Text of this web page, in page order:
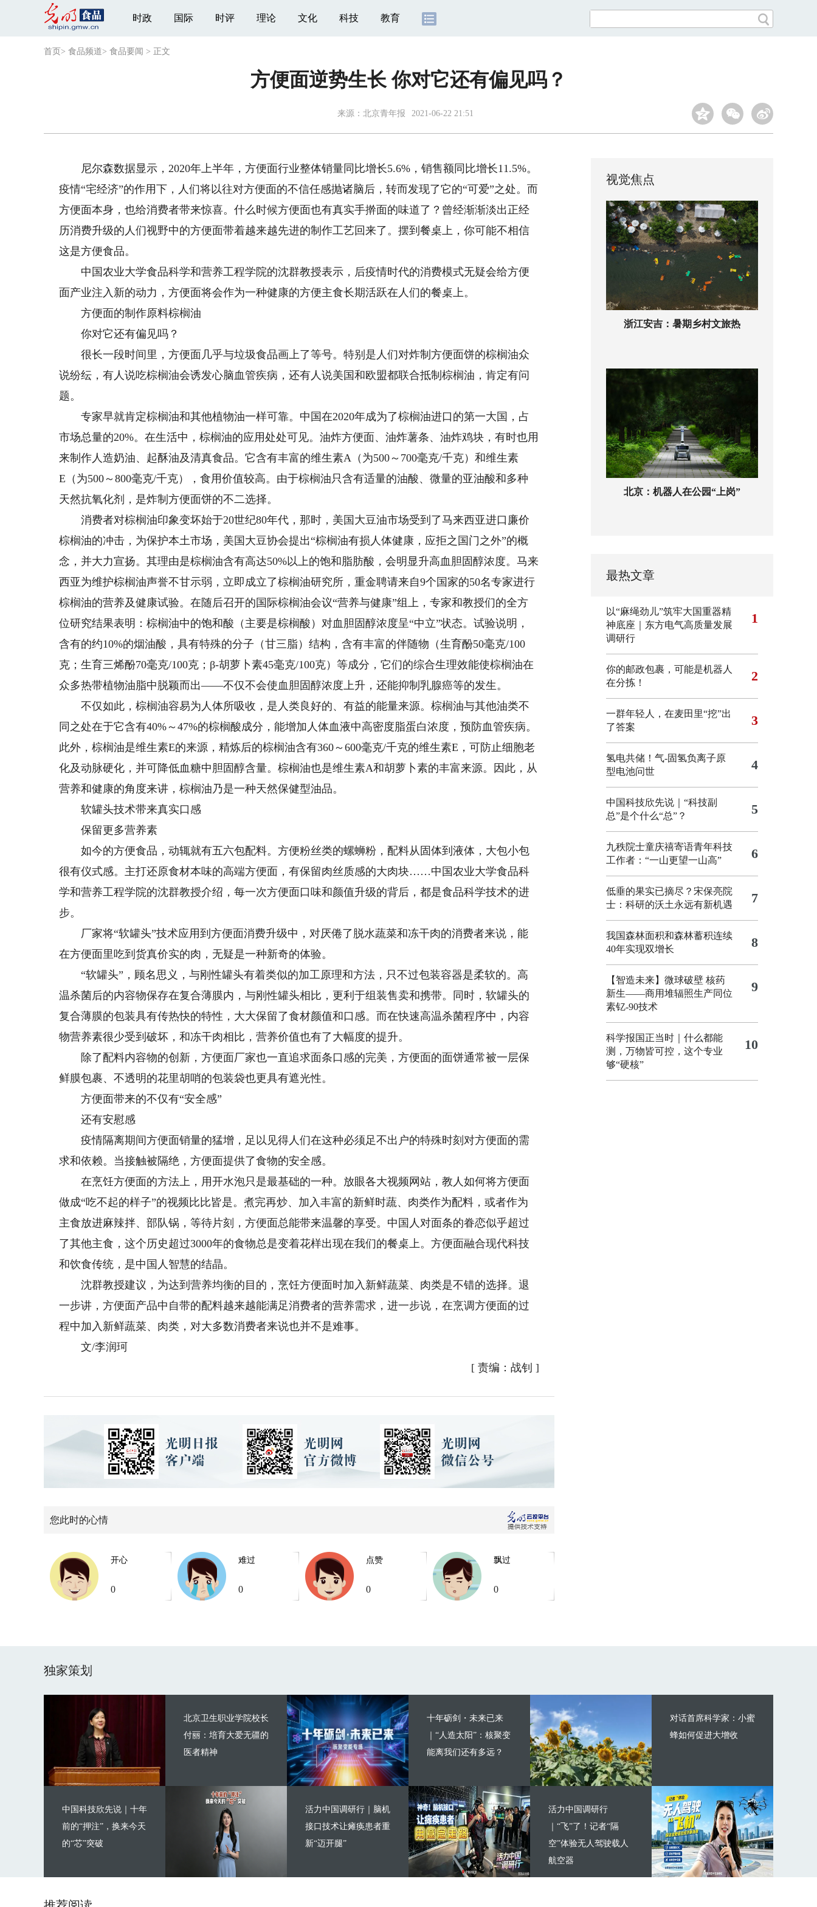
时政 国际 时评 理论 文化 科技 教育
首页 > 食品频道> 食品要闻 > 正文
方便面逆势生长 你对它还有偏见吗？
来源：北京青年报 2021-06-22 21:51
尼尔森数据显示，2020年上半年，方便面行业整体销量同比增长5.6%，销售额同比增长11.5%。
疫情“宅经济”的作用下，人们将以往对方便面的不信任感抛诸脑后，转而发现了它的“可爱”之处。而
方便面本身，也给消费者带来惊喜。什么时候方便面也有真实手擀面的味道了？曾经渐渐淡出正经
历消费升级的人们视野中的方便面带着越来越先进的制作工艺回来了。摆到餐桌上，你可能不相信
这是方便食品。
中国农业大学食品科学和营养工程学院的沈群教授表示，后疫情时代的消费模式无疑会给方便
面产业注入新的动力，方便面将会作为一种健康的方便主食长期活跃在人们的餐桌上。
方便面的制作原料棕榈油
你对它还有偏见吗？
很长一段时间里，方便面几乎与垃圾食品画上了等号。特别是人们对炸制方便面饼的棕榈油众
说纷纭，有人说吃棕榈油会诱发心脑血管疾病，还有人说美国和欧盟都联合抵制棕榈油，肯定有问
题。
专家早就肯定棕榈油和其他植物油一样可靠。中国在2020年成为了棕榈油进口的第一大国，占
市场总量的20%。在生活中，棕榈油的应用处处可见。油炸方便面、油炸薯条、油炸鸡块，有时也用
来制作人造奶油、起酥油及清真食品。它含有丰富的维生素A（为500～700毫克/千克）和维生素
E（为500～800毫克/千克），食用价值较高。由于棕榈油只含有适量的油酸、微量的亚油酸和多种
天然抗氧化剂，是炸制方便面饼的不二选择。
消费者对棕榈油印象变坏始于20世纪80年代，那时，美国大豆油市场受到了马来西亚进口廉价
棕榈油的冲击，为保护本土市场，美国大豆协会提出“棕榈油有损人体健康，应拒之国门之外”的概
念，并大力宣扬。其理由是棕榈油含有高达50%以上的饱和脂肪酸，会明显升高血胆固醇浓度。马来
西亚为维护棕榈油声誉不甘示弱，立即成立了棕榈油研究所，重金聘请来自9个国家的50名专家进行
棕榈油的营养及健康试验。在随后召开的国际棕榈油会议“营养与健康”组上，专家和教授们的全方
位研究结果表明：棕榈油中的饱和酸（主要是棕榈酸）对血胆固醇浓度呈“中立”状态。试验说明，
含有的约10%的烟油酸，具有特殊的分子（甘三脂）结构，含有丰富的伴随物（生育酚50毫克/100
克；生育三烯酚70毫克/100克；β-胡萝卜素45毫克/100克）等成分，它们的综合生理效能使棕榈油在
众多热带植物油脂中脱颖而出——不仅不会使血胆固醇浓度上升，还能抑制乳腺癌等的发生。
不仅如此，棕榈油容易为人体所吸收，是人类良好的、有益的能量来源。棕榈油与其他油类不
同之处在于它含有40%～47%的棕榈酸成分，能增加人体血液中高密度脂蛋白浓度，预防血管疾病。
此外，棕榈油是维生素E的来源，精炼后的棕榈油含有360～600毫克/千克的维生素E，可防止细胞老
化及动脉硬化，并可降低血糖中胆固醇含量。棕榈油也是维生素A和胡萝卜素的丰富来源。因此，从
营养和健康的角度来讲，棕榈油乃是一种天然保健型油品。
软罐头技术带来真实口感
保留更多营养素
如今的方便食品，动辄就有五六包配料。方便粉丝类的螺蛳粉，配料从固体到液体，大包小包
很有仪式感。主打还原食材本味的高端方便面，有保留肉丝质感的大肉块……中国农业大学食品科
学和营养工程学院的沈群教授介绍，每一次方便面口味和颜值升级的背后，都是食品科学技术的进
步。
厂家将“软罐头”技术应用到方便面消费升级中，对厌倦了脱水蔬菜和冻干肉的消费者来说，能
在方便面里吃到货真价实的肉，无疑是一种新奇的体验。
“软罐头”，顾名思义，与刚性罐头有着类似的加工原理和方法，只不过包装容器是柔软的。高
温杀菌后的内容物保存在复合薄膜内，与刚性罐头相比，更利于组装售卖和携带。同时，软罐头的
复合薄膜的包装具有传热快的特性，大大保留了食材颜值和口感。而在快速高温杀菌程序中，内容
物营养素很少受到破坏，和冻干肉相比，营养价值也有了大幅度的提升。
除了配料内容物的创新，方便面厂家也一直追求面条口感的完美，方便面的面饼通常被一层保
鲜膜包裹、不透明的花里胡哨的包装袋也更具有遮光性。
方便面带来的不仅有“安全感”
还有安慰感
疫情隔离期间方便面销量的猛增，足以见得人们在这种必须足不出户的特殊时刻对方便面的需
求和依赖。当接触被隔绝，方便面提供了食物的安全感。
在烹饪方便面的方法上，用开水泡只是最基础的一种。放眼各大视频网站，教人如何将方便面
做成“吃不起的样子”的视频比比皆是。煮完再炒、加入丰富的新鲜时蔬、肉类作为配料，或者作为
主食放进麻辣拌、部队锅，等待片刻，方便面总能带来温馨的享受。中国人对面条的眷恋似乎超过
了其他主食，这个历史超过3000年的食物总是变着花样出现在我们的餐桌上。方便面融合现代科技
和饮食传统，是中国人智慧的结晶。
沈群教授建议，为达到营养均衡的目的，烹饪方便面时加入新鲜蔬菜、肉类是不错的选择。退
一步讲，方便面产品中自带的配料越来越能满足消费者的营养需求，进一步说，在烹调方便面的过
程中加入新鲜蔬菜、肉类，对大多数消费者来说也并不是难事。
文/李润珂
[ 责编：战钊 ]
您此时的心情
开心
0
难过
0
点赞
0
飘过
0
视觉焦点
浙江安吉：暑期乡村文旅热
北京：机器人在公园“上岗”
最热文章
以“麻绳劲儿”筑牢大国重器精
神底座｜东方电气高质量发展
调研行
1
你的邮政包裹，可能是机器人
在分拣！
2
一群年轻人，在麦田里“挖”出
了答案
3
氢电共储！气-固氢负离子原
型电池问世
4
中国科技欣先说｜“科技副
总”是个什么“总”？
5
九秩院士童庆禧寄语青年科技
工作者：“一山更望一山高”
6
低垂的果实已摘尽？宋保亮院
士：科研的沃土永远有新机遇
7
我国森林面积和森林蓄积连续
40年实现双增长
8
【智造未来】微球破壁 核药
新生——商用堆辐照生产同位
素钇-90技术
9
科学报国正当时｜什么都能
测，万物皆可控，这个专业
够“硬核”
10
独家策划
北京卫生职业学院校长
付丽：培育大爱无疆的
医者精神
中国科技欣先说｜十年
前的“押注”，换来今天
的“芯”突破
十年砺剑・未来已来
｜“人造太阳”：核聚变
能离我们还有多远？
活力中国调研行｜脑机
接口技术让瘫痪患者重
新“迈开腿”
对话首席科学家：小蜜
蜂如何促进大增收
活力中国调研行
｜“飞”了！记者“隔
空”体验无人驾驶载人
航空器